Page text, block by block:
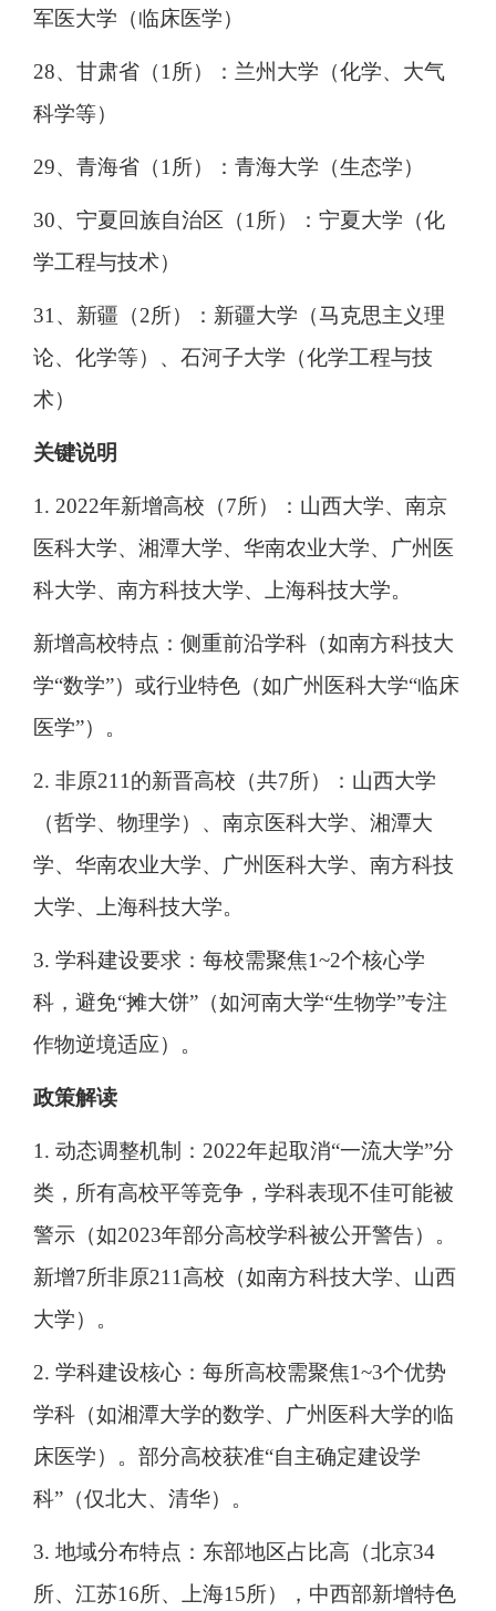
军医大学（临床医学）
28、甘肃省（1所）：兰州大学（化学、大气
科学等）
29、青海省（1所）：青海大学（生态学）
30、宁夏回族自治区（1所）：宁夏大学（化
学工程与技术）
31、新疆（2所）：新疆大学（马克思主义理
论、化学等）、石河子大学（化学工程与技
术）
关键说明
1. 2022年新增高校（7所）：山西大学、南京
医科大学、湘潭大学、华南农业大学、广州医
科大学、南方科技大学、上海科技大学。
新增高校特点：侧重前沿学科（如南方科技大
学“数学”）或行业特色（如广州医科大学“临床
医学”）。
2. 非原211的新晋高校（共7所）：山西大学
（哲学、物理学）、南京医科大学、湘潭大
学、华南农业大学、广州医科大学、南方科技
大学、上海科技大学。
3. 学科建设要求：每校需聚焦1~2个核心学
科，避免“摊大饼”（如河南大学“生物学”专注
作物逆境适应）。
政策解读
1. 动态调整机制：2022年起取消“一流大学”分
类，所有高校平等竞争，学科表现不佳可能被
警示（如2023年部分高校学科被公开警告）。
新增7所非原211高校（如南方科技大学、山西
大学）。
2. 学科建设核心：每所高校需聚焦1~3个优势
学科（如湘潭大学的数学、广州医科大学的临
床医学）。部分高校获准“自主确定建设学
科”（仅北大、清华）。
3. 地域分布特点：东部地区占比高（北京34
所、江苏16所、上海15所），中西部新增特色